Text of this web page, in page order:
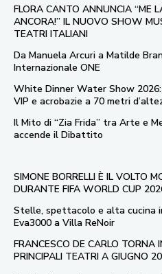
FLORA CANTO ANNUNCIA “ME
ANCORA!” IL NUOVO SHOW
TEATRI ITALIANI
Da Manuela Arcuri a Matilde
Internazionale ONE
White Dinner Water Show
VIP e acrobazie a 70 metri
Il Mito di “Zia Frida” tra Arte e
accende il Dibattito
SIMONE BORRELLI È IL VOLTO
DURANTE FIFA WORLD CUP
Stelle, spettacolo e alta cucina
Eva3000 a Villa ReNoir
FRANCESCO DE CARLO TORNA
PRINCIPALI TEATRI A GIUGNO